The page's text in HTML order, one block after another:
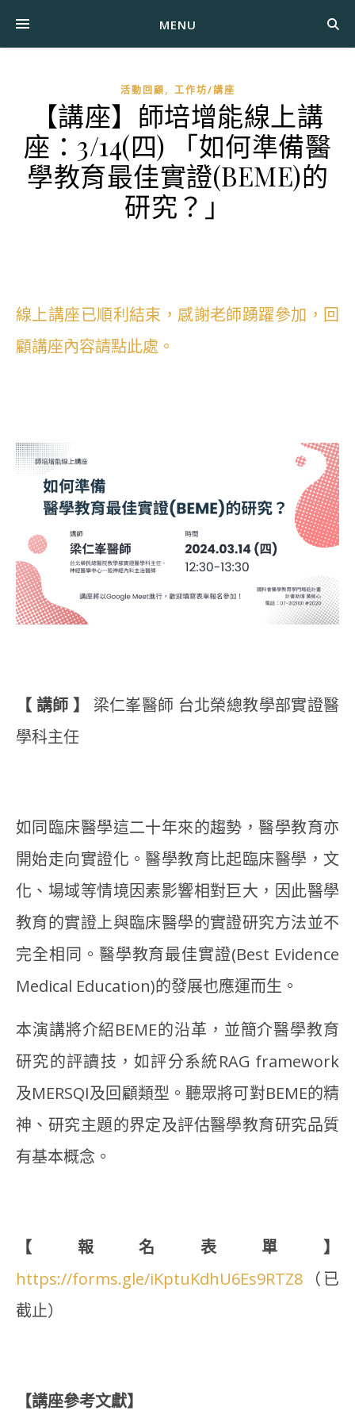
MENU
活動回顧, 工作坊/講座
【講座】師培增能線上講
座：3/14(四) 「如何準備醫
學教育最佳實證(BEME)的
研究？」
線上講座已順利結束，感謝老師踴躍參加，回
顧講座內容請點此處。
【 講師 】 梁仁峯醫師 台北榮總教學部實證醫
學科主任
如同臨床醫學這二十年來的趨勢，醫學教育亦
開始走向實證化。醫學教育比起臨床醫學，文
化、場域等情境因素影響相對巨大，因此醫學
教育的實證上與臨床醫學的實證研究方法並不
完全相同。醫學教育最佳實證(Best Evidence
Medical Education)的發展也應運而生。
本演講將介紹BEME的沿革，並簡介醫學教育
研究的評讀技，如評分系統RAG framework
及MERSQI及回顧類型。聽眾將可對BEME的精
神、研究主題的界定及評估醫學教育研究品質
有基本概念。
【報名表單】
https://forms.gle/iKptuKdhU6Es9RTZ8 （已
截止）
【講座參考文獻】